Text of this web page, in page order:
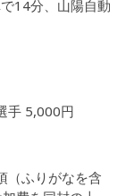
14分、山陽自動
手 5,000円
（ふりがなを含